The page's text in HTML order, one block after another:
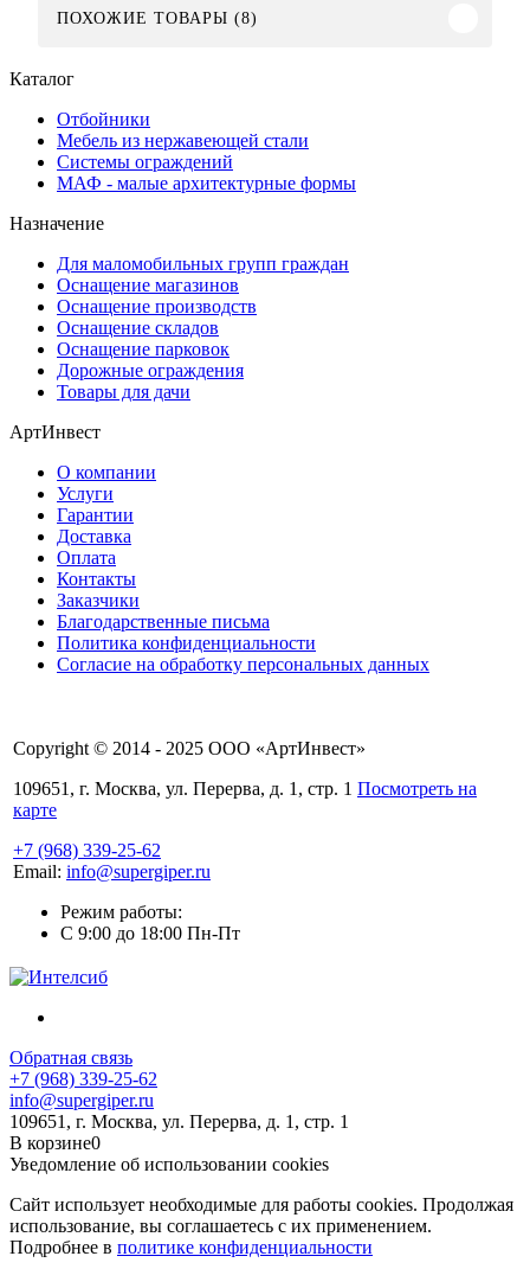
ПОХОЖИЕ ТОВАРЫ (8)
Каталог
Отбойники
Мебель из нержавеющей стали
Системы ограждений
МАФ - малые архитектурные формы
Назначение
Для маломобильных групп граждан
Оснащение магазинов
Оснащение производств
Оснащение складов
Оснащение парковок
Дорожные ограждения
Товары для дачи
АртИнвест
О компании
Услуги
Гарантии
Доставка
Оплата
Контакты
Заказчики
Благодарственные письма
Политика конфиденциальности
Согласие на обработку персональных данных
Copyright © 2014 - 2025 ООО «АртИнвест»
109651, г. Москва, ул. Перерва, д. 1, стр. 1 Посмотреть на
карте
+7 (968) 339-25-62
Email: info@supergiper.ru
Режим работы:
C 9:00 до 18:00 Пн-Пт
Обратная связь
+7 (968) 339-25-62
info@supergiper.ru
109651, г. Москва, ул. Перерва, д. 1, стр. 1
В корзине0
Уведомление об использовании cookies
Сайт использует необходимые для работы cookies. Продолжая
использование, вы соглашаетесь с их применением.
Подробнее в политике конфиденциальности